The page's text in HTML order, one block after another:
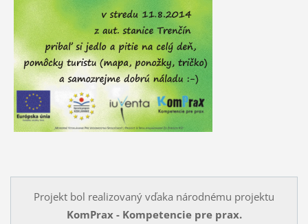
Projekt bol realizovaný vďaka národnému projektu
KomPrax - Kompetencie pre prax.